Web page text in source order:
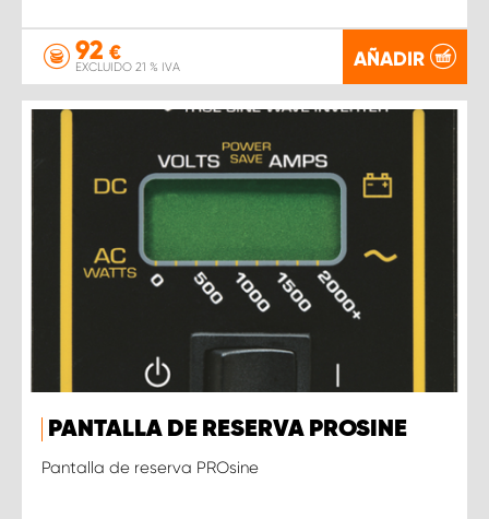
92 €
EXCLUIDO 21 % IVA AÑADIR
PANTALLA DE RESERVA PROSINE
Pantalla de reserva PROsine